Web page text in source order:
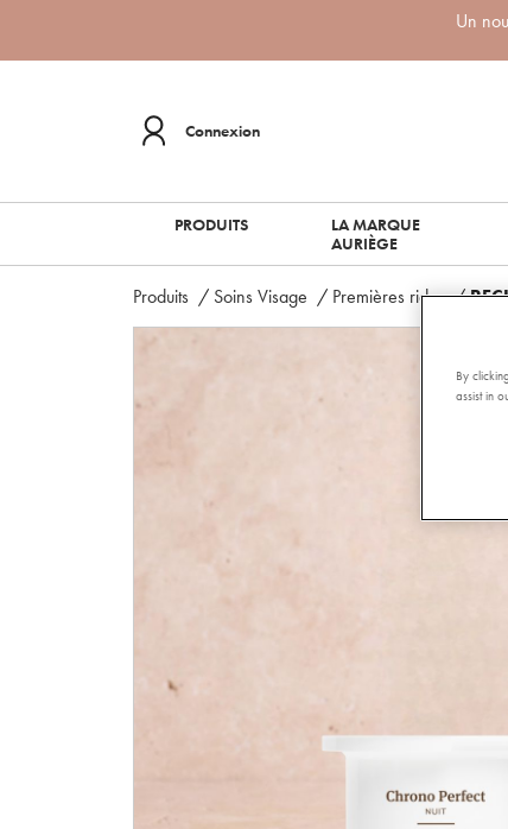
Un
Connexion
PRODUITS
LA MARQUE
AURIÈGE
Produits / Soins Visage / Premières rides/
By
assist in